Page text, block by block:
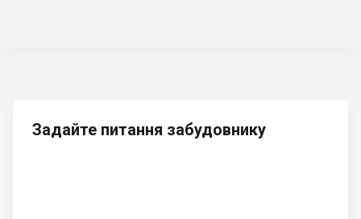
Задайте питання забудовнику